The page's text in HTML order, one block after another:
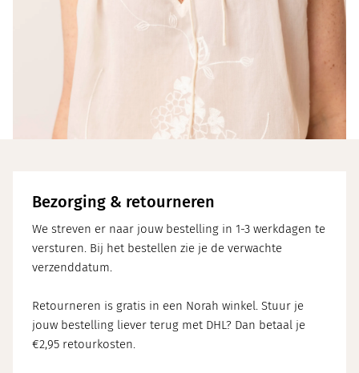
Bezorging & retourneren
We streven er naar jouw bestelling in 1-3 werkdagen te
versturen. Bij het bestellen zie je de verwachte
verzenddatum.
Retourneren is gratis in een Norah winkel. Stuur je
jouw bestelling liever terug met DHL? Dan betaal je
€2,95 retourkosten.